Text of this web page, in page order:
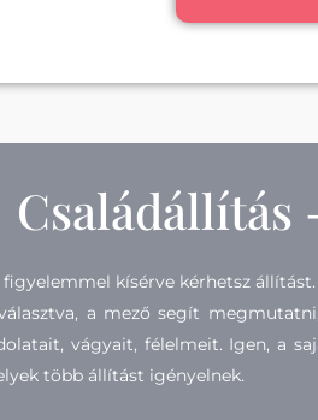
Családállítás
kísérve kérhetsz
a mező segít
vágyait, félelmeit. Igen, a
több állítást igényelnek.